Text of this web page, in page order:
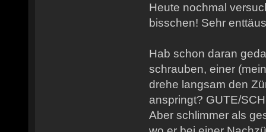
Heute nochmal
bisschen! Sehr
Hab schon daran
schrauben, einer
drehe langsam den
anspringt? GUTE/
Aber schlimmer als